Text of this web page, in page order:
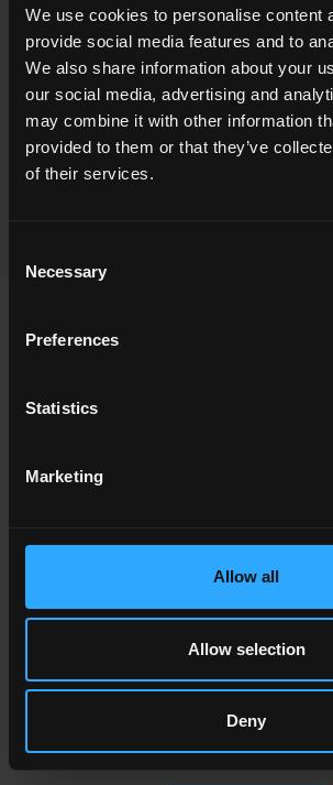
We use cookies to personalise content
provide social media features and to
We also share information about your
our social media, advertising and
may combine it with other information
provided to them or that they’ve
of their services.
Selection
Necessary
Preferences
Statistics
Marketing
Allow all
Allow selection
Deny
Ambiente
Dining
Living
Camera
Bagno
Commercial